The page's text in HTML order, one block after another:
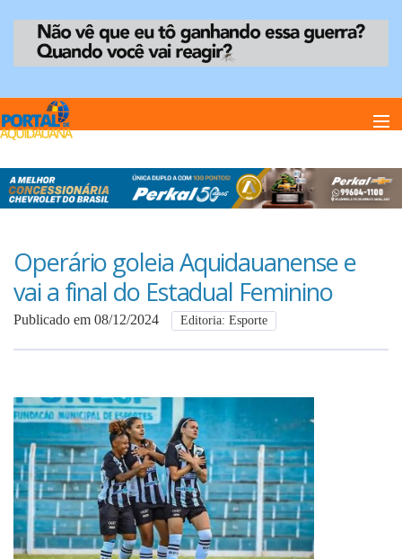
Home
Anuncie
Anuncie
Fale Conosco
Operário goleia Aquidauanense e
vai a final do Estadual Feminino
Publicado em 08/12/2024 Editoria: Esporte